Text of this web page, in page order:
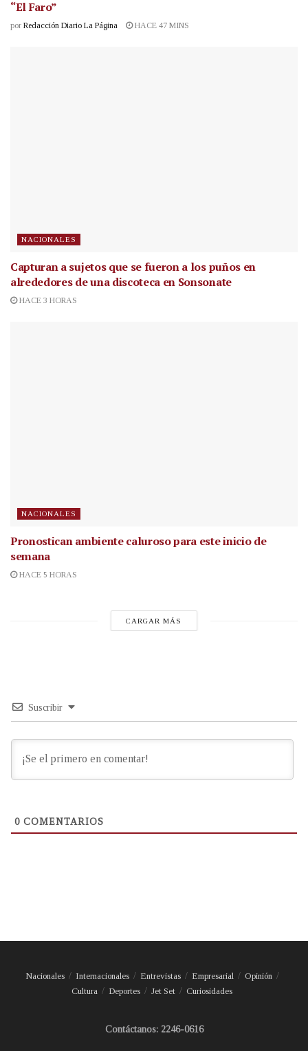
“El Faro”
por Redacción Diario La Página HACE 47 MINS
NACIONALES
Capturan a sujetos que se fueron a los puños en
alrededores de una discoteca en Sonsonate
HACE 3 HORAS
NACIONALES
Pronostican ambiente caluroso para este inicio de
semana
HACE 5 HORAS
CARGAR MÁS
Suscribir
0 COMENTARIOS
Nacionales Internacionales Entrevistas Empresarial
Opinión
Cultura
Deportes Jet Set Curiosidades
Contáctanos: 2246-0616